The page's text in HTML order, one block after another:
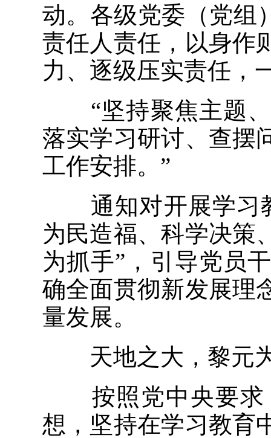
动。各级党委（党组
责任人责任，以身作
力、逐级压实责任，
“坚持聚焦主题、
落实学习研讨、查摆
工作安排。”
通知对开展学习教
为民造福、科学决策
为抓手”，引导党员
确全面贯彻新发展理
量发展。
天地之大，黎元为
按照党中央要求
想，坚持在学习教育